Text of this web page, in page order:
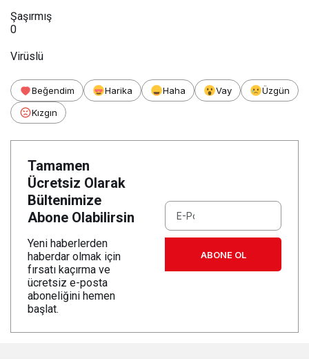
Şaşırmış
0
Virüslü
Beğendim Harika Haha Vay
Üzgün
Kızgın
Tamamen
Ücretsiz Olarak
Bültenimize
Abone Olabilirsin
Yeni haberlerden
haberdar olmak için
fırsatı kaçırma ve
ücretsiz e-posta
aboneliğini hemen
başlat.
ABONE OL